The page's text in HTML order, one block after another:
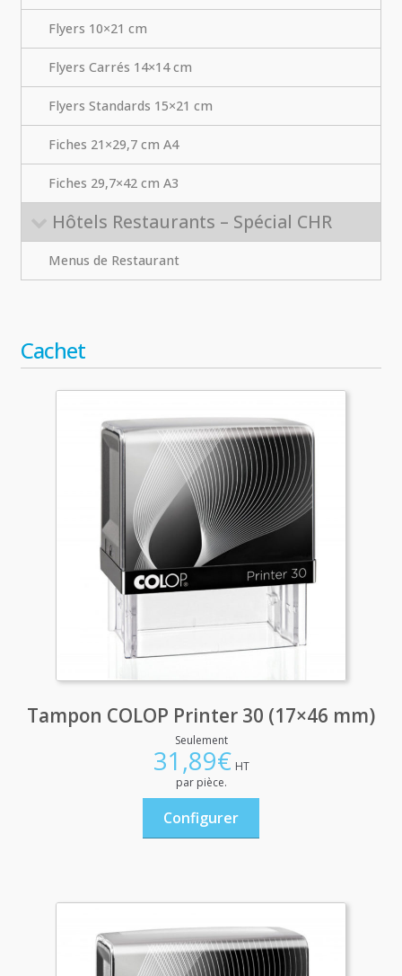
Flyers 10×21 cm
Flyers Carrés 14×14 cm
Flyers Standards 15×21 cm
Fiches 21×29,7 cm A4
Fiches 29,7×42 cm A3
Hôtels Restaurants – Spécial CHR
Menus de Restaurant
Cachet
Tampon COLOP Printer 30 (17×46 mm)
Seulement
31,89€ HT
par pièce.
Configurer